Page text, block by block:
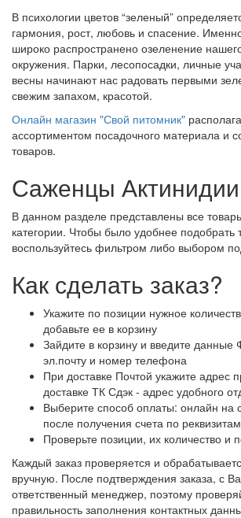
В психологии цветов “зеленый”
гармония, рост, любовь и спасение.
широко распространено озеленение
окружения. Парки, лесопосадки, личные
весны начинают нас радовать первыми
свежим запахом, красотой.
Онлайн магазин "Свой питомник"
ассортиментом посадочного материала и
товаров.
Саженцы Актинидии
В данном разделе представлены все
категории. Чтобы было удобнее подобрать
воспользуйтесь фильтром либо выбором
Как сделать заказ?
Укажите по позиции нужное
добавьте ее в корзину
Зайдите в корзину и введите
эл.почту и номер телефона
При доставке Почтой укажите адрес
доставке ТК Сдэк - адрес удобного
Выберите способ оплаты: онлайн на
после получения счета по реквизитам
Проверьте позиции, их количество и
Каждый заказ проверяется и
вручную. После подтверждения заказа, с
ответственный менеджер, поэтому
правильность заполнения контактных